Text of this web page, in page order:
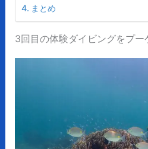
まとめ
3回目の体験ダイビングをプー